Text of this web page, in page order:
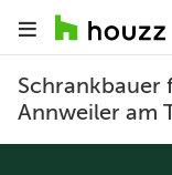
Schrankbauer
Annweiler am